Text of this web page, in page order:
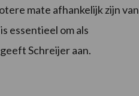
mate afhankelijk zijn van
essentieel om als
Schreijer aan.